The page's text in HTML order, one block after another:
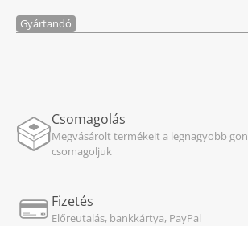
Gyártandó
Csomagolás
Megvásárolt termékeit a legnagyobb
csomagoljuk
Fizetés
Előreutalás, bankkártya, PayPal